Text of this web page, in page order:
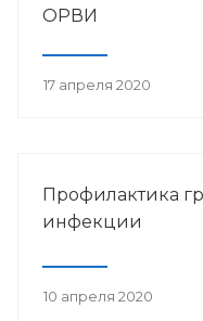
ОРВИ
17 апреля 2020
Профилактика
инфекции
10 апреля 2020